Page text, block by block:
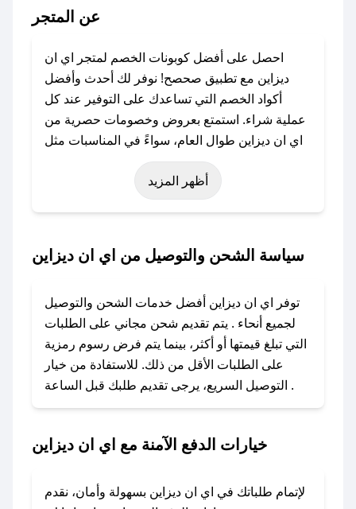
عن المتجر
احصل على أفضل كوبونات الخصم لمتجر اي ان
ديزاين مع تطبيق صحصح! نوفر لك أحدث وأفضل
أكواد الخصم التي تساعدك على التوفير عند كل
عملية شراء. استمتع بعروض وخصومات حصرية من
اي ان ديزاين طوال العام، سواءً في المناسبات مثل
عيد الفطر، عيد الأضحى، الجمعة البيضاء (شهر
نوفمبر)، رمضان، اليوم الوطني، يوم التأسيس، أو
حتى عروض خاصة أخرى.
باستخدام تطبيق صحصح، يمكنك العثور بسهولة على
الكوبون، تواصل معنا عبر تويتر أو البريد الإلكتروني
لإضافته بسرعة.
### كيفية استخدام كود خصم اي ان ديزاين؟
1. انسخ كود الخصم من تطبيق صحصح.
2. الصقه في خانة الدفع عند التسوق من اي ان
لا تقلق! يمكنك التواصل مع فريق دعم صحصح عبر
أظهر المزيد
سياسة الشحن والتوصيل من اي ان ديزاين
توفر اي ان ديزاين أفضل خدمات الشحن والتوصيل
لجميع أنحاء . يتم تقديم شحن مجاني على الطلبات
التي تبلغ قيمتها أو أكثر، بينما يتم فرض رسوم رمزية
على الطلبات الأقل من ذلك. للاستفادة من خيار
التوصيل السريع، يرجى تقديم طلبك قبل الساعة .
خيارات الدفع الآمنة مع اي ان ديزاين
لإتمام طلباتك في اي ان ديزاين بسهولة وأمان، نقدم